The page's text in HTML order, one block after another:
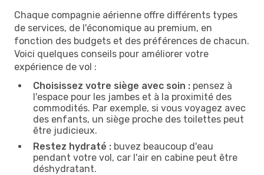
Chaque compagnie aérienne offre différents types
de services, de l'économique au premium, en
fonction des budgets et des préférences de chacun.
Voici quelques conseils pour améliorer votre
expérience de vol :
Choisissez votre siège avec soin : pensez à
l'espace pour les jambes et à la proximité des
commodités. Par exemple, si vous voyagez avec
des enfants, un siège proche des toilettes peut
être judicieux.
Restez hydraté : buvez beaucoup d'eau
pendant votre vol, car l'air en cabine peut être
déshydratant.